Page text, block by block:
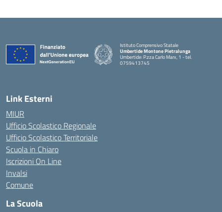
Istituto Comprensivo Statale
Umbertide Montone Pietralunga
Umbertide: P.zza Carlo Marx, 1 - tel.
0759413745
Link Esterni
MIUR
Ufficio Scolastico Regionale
Ufficio Scolastico Territoriale
Scuola in Chiaro
Iscrizioni On Line
Invalsi
Comune
La Scuola